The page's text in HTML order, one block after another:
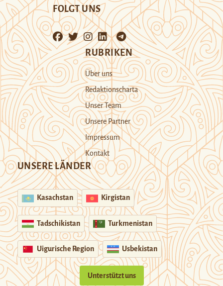
FOLGT UNS
RUBRIKEN
Über uns
Redaktionscharta
Unser Team
Unsere Partner
Impressum
Kontakt
UNSERE LÄNDER
Kasachstan Kirgistan
Tadschikistan Turkmenistan
Uigurische Region Usbekistan
Unterstützt uns